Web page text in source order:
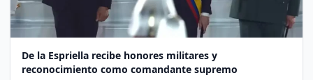
De la Espriella recibe honores militares y
reconocimiento como comandante supremo